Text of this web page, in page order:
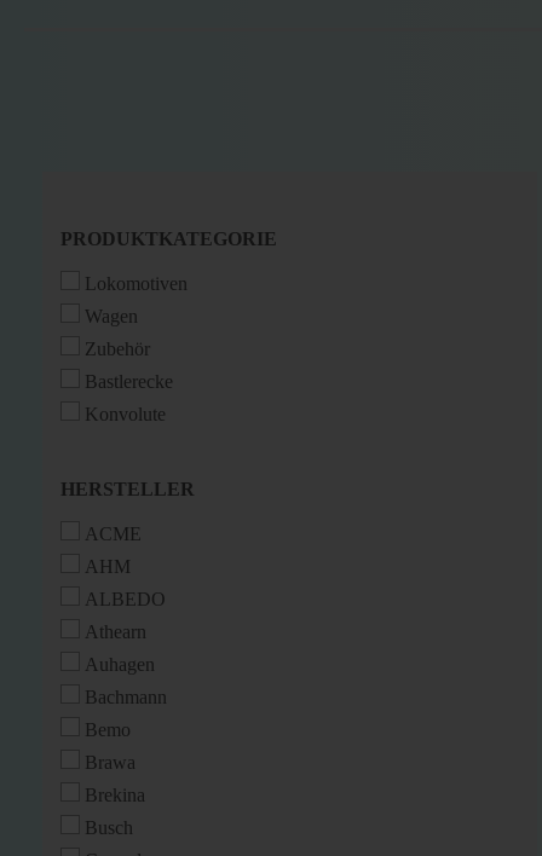
PRODUKTKATEGORIE
PRODUKTKATEGORIE
Lokomotiven
Wagen
Zubehör
Bastlerecke
Konvolute
HERSTELLER
HERSTELLER
ACME
AHM
ALBEDO
Athearn
Auhagen
Bachmann
Bemo
Brawa
Brekina
Busch